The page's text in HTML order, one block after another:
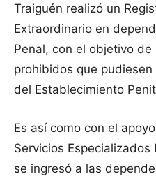
Traiguén realizó un
Extraordinario en
Penal, con el objetivo
prohibidos que
del Establecimiento
Es así como con el
Servicios
se ingresó a las